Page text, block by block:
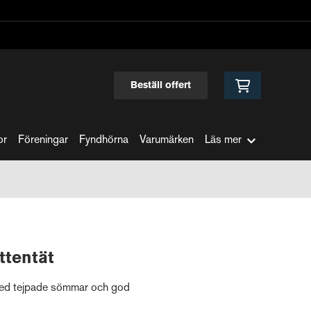
Beställ offert
Föreningar Fyndhörna Varumärken Läs mer
tejpade sömmar och god